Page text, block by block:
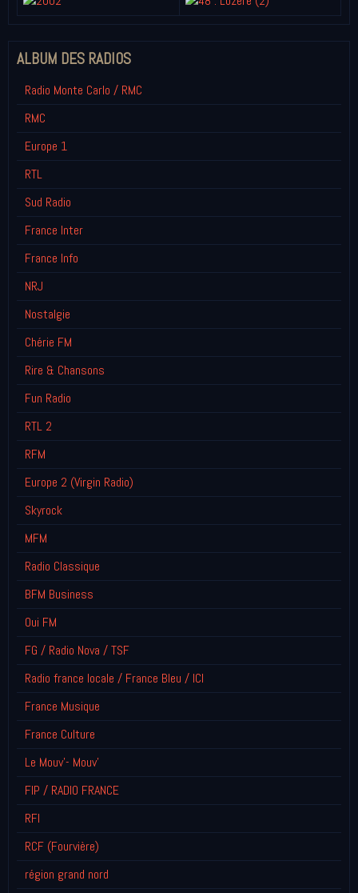
ALBUM DES RADIOS
Radio Monte Carlo / RMC
RMC
Europe 1
RTL
Sud Radio
France Inter
France Info
NRJ
Nostalgie
Chérie FM
Rire & Chansons
Fun Radio
RTL 2
RFM
Europe 2 (Virgin Radio)
Skyrock
MFM
Radio Classique
BFM Business
Oui FM
FG / Radio Nova / TSF
Radio france locale / France Bleu / ICI
France Musique
France Culture
Le Mouv'- Mouv'
FIP / RADIO FRANCE
RFI
RCF (Fourvière)
région grand nord